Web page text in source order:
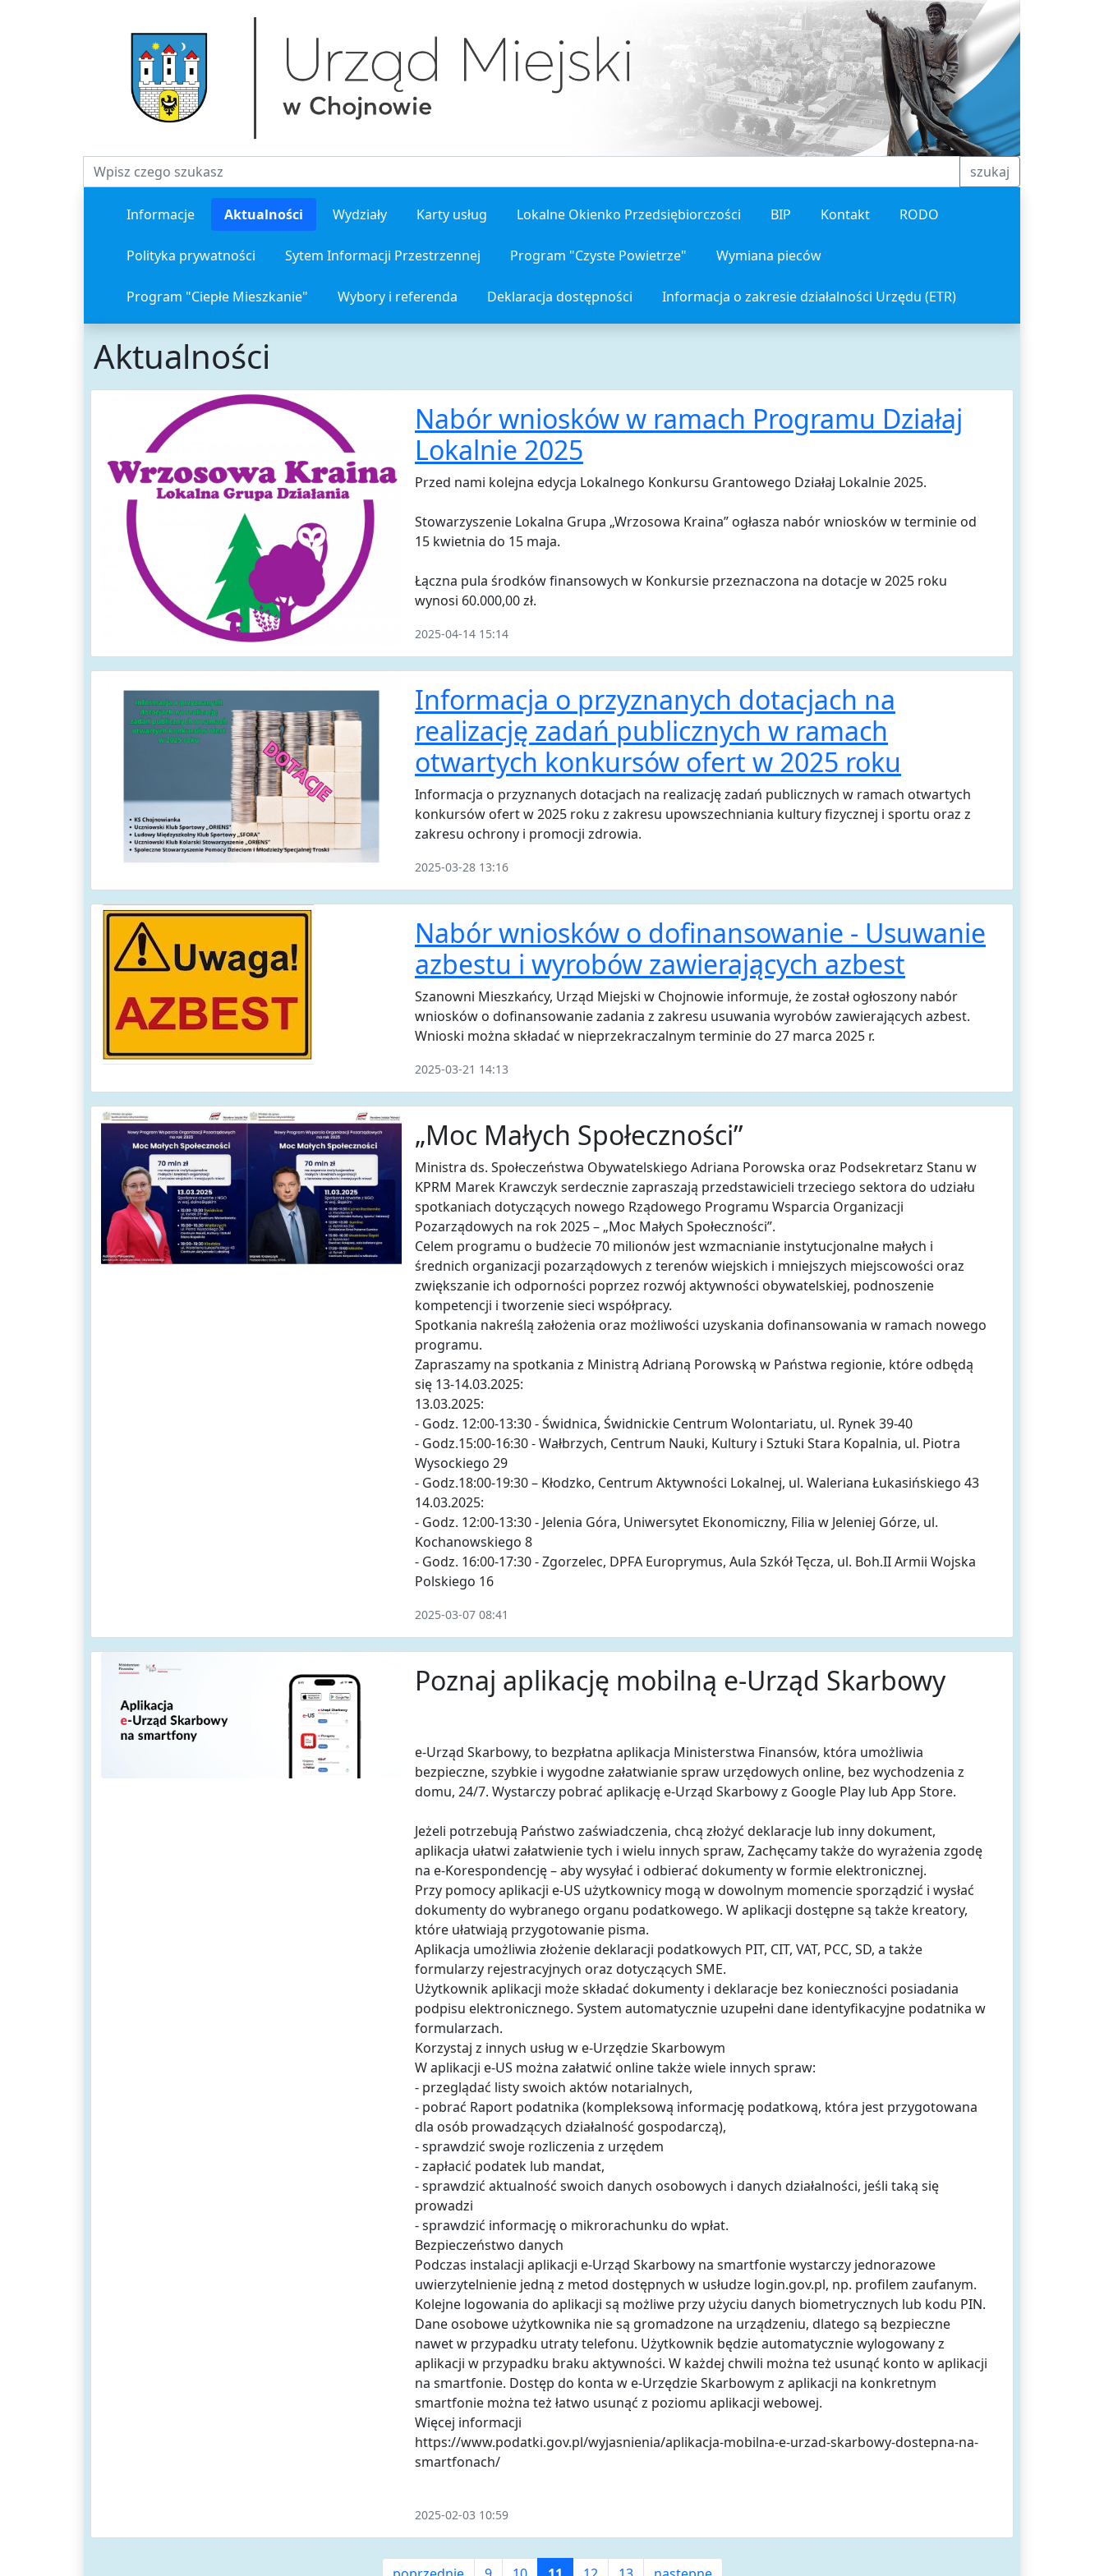
Fraza do wyszukiwania szukaj
Informacje Aktualności Wydziały Karty usług Lokalne Okienko Przedsiębiorczości BIP Kontakt RODO
Polityka prywatności Sytem Informacji Przestrzennej Program "Czyste Powietrze" Wymiana pieców
Program "Ciepłe Mieszkanie" Wybory i referenda Deklaracja dostępności Informacja o zakresie działalności Urzędu (ETR)
Aktualności
Nabór wniosków w ramach Programu Działaj
Lokalnie 2025
Przed nami kolejna edycja Lokalnego Konkursu Grantowego Działaj Lokalnie 2025.
Stowarzyszenie Lokalna Grupa „Wrzosowa Kraina” ogłasza nabór wniosków w terminie od
15 kwietnia do 15 maja.
Łączna pula środków finansowych w Konkursie przeznaczona na dotacje w 2025 roku
wynosi 60.000,00 zł.
2025-04-14 15:14
Informacja o przyznanych dotacjach na
realizację zadań publicznych w ramach
otwartych konkursów ofert w 2025 roku
Informacja o przyznanych dotacjach na realizację zadań publicznych w ramach otwartych
konkursów ofert w 2025 roku z zakresu upowszechniania kultury fizycznej i sportu oraz z
zakresu ochrony i promocji zdrowia.
2025-03-28 13:16
Nabór wniosków o dofinansowanie - Usuwanie
azbestu i wyrobów zawierających azbest
Szanowni Mieszkańcy, Urząd Miejski w Chojnowie informuje, że został ogłoszony nabór
wniosków o dofinansowanie zadania z zakresu usuwania wyrobów zawierających azbest.
Wnioski można składać w nieprzekraczalnym terminie do 27 marca 2025 r.
2025-03-21 14:13
„Moc Małych Społeczności”
Ministra ds. Społeczeństwa Obywatelskiego Adriana Porowska oraz Podsekretarz Stanu w
KPRM Marek Krawczyk serdecznie zapraszają przedstawicieli trzeciego sektora do udziału
spotkaniach dotyczących nowego Rządowego Programu Wsparcia Organizacji
Pozarządowych na rok 2025 – „Moc Małych Społeczności”.
Celem programu o budżecie 70 milionów jest wzmacnianie instytucjonalne małych i
średnich organizacji pozarządowych z terenów wiejskich i mniejszych miejscowości oraz
zwiększanie ich odporności poprzez rozwój aktywności obywatelskiej, podnoszenie
kompetencji i tworzenie sieci współpracy.
Spotkania nakreślą założenia oraz możliwości uzyskania dofinansowania w ramach nowego
programu.
Zapraszamy na spotkania z Ministrą Adrianą Porowską w Państwa regionie, które odbędą
się 13-14.03.2025:
13.03.2025:
- Godz. 12:00-13:30 - Świdnica, Świdnickie Centrum Wolontariatu, ul. Rynek 39-40
- Godz.15:00-16:30 - Wałbrzych, Centrum Nauki, Kultury i Sztuki Stara Kopalnia, ul. Piotra
Wysockiego 29
- Godz.18:00-19:30 – Kłodzko, Centrum Aktywności Lokalnej, ul. Waleriana Łukasińskiego 43
14.03.2025:
- Godz. 12:00-13:30 - Jelenia Góra, Uniwersytet Ekonomiczny, Filia w Jeleniej Górze, ul.
Kochanowskiego 8
- Godz. 16:00-17:30 - Zgorzelec, DPFA Europrymus, Aula Szkół Tęcza, ul. Boh.II Armii Wojska
Polskiego 16
2025-03-07 08:41
Poznaj aplikację mobilną e-Urząd Skarbowy
e-Urząd Skarbowy, to bezpłatna aplikacja Ministerstwa Finansów, która umożliwia
bezpieczne, szybkie i wygodne załatwianie spraw urzędowych online, bez wychodzenia z
domu, 24/7. Wystarczy pobrać aplikację e-Urząd Skarbowy z Google Play lub App Store.
Jeżeli potrzebują Państwo zaświadczenia, chcą złożyć deklaracje lub inny dokument,
aplikacja ułatwi załatwienie tych i wielu innych spraw, Zachęcamy także do wyrażenia zgodę
na e-Korespondencję – aby wysyłać i odbierać dokumenty w formie elektronicznej.
Przy pomocy aplikacji e-US użytkownicy mogą w dowolnym momencie sporządzić i wysłać
dokumenty do wybranego organu podatkowego. W aplikacji dostępne są także kreatory,
które ułatwiają przygotowanie pisma.
Aplikacja umożliwia złożenie deklaracji podatkowych PIT, CIT, VAT, PCC, SD, a także
formularzy rejestracyjnych oraz dotyczących SME.
Użytkownik aplikacji może składać dokumenty i deklaracje bez konieczności posiadania
podpisu elektronicznego. System automatycznie uzupełni dane identyfikacyjne podatnika w
formularzach.
Korzystaj z innych usług w e-Urzędzie Skarbowym
W aplikacji e-US można załatwić online także wiele innych spraw:
- przeglądać listy swoich aktów notarialnych,
- pobrać Raport podatnika (kompleksową informację podatkową, która jest przygotowana
dla osób prowadzących działalność gospodarczą),
- sprawdzić swoje rozliczenia z urzędem
- zapłacić podatek lub mandat,
- sprawdzić aktualność swoich danych osobowych i danych działalności, jeśli taką się
prowadzi
- sprawdzić informację o mikrorachunku do wpłat.
Bezpieczeństwo danych
Podczas instalacji aplikacji e-Urząd Skarbowy na smartfonie wystarczy jednorazowe
uwierzytelnienie jedną z metod dostępnych w usłudze login.gov.pl, np. profilem zaufanym.
Kolejne logowania do aplikacji są możliwe przy użyciu danych biometrycznych lub kodu PIN.
Dane osobowe użytkownika nie są gromadzone na urządzeniu, dlatego są bezpieczne
nawet w przypadku utraty telefonu. Użytkownik będzie automatycznie wylogowany z
aplikacji w przypadku braku aktywności. W każdej chwili można też usunąć konto w aplikacji
na smartfonie. Dostęp do konta w e-Urzędzie Skarbowym z aplikacji na konkretnym
smartfonie można też łatwo usunąć z poziomu aplikacji webowej.
Więcej informacji
https://www.podatki.gov.pl/wyjasnienia/aplikacja-mobilna-e-urzad-skarbowy-dostepna-na-
smartfonach/
2025-02-03 10:59